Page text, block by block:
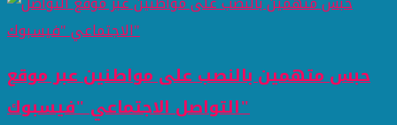
حبس متهمين بالنصب على مواطنين عبر موقع
التواصل الاجتماعي "فيسبوك"